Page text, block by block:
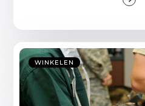
WINKELEN